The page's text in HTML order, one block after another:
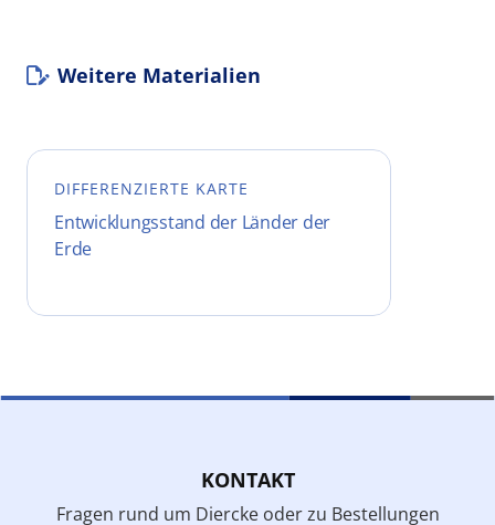
Weitere Materialien
DIFFERENZIERTE KARTE
Entwicklungsstand der Länder der
Erde
KONTAKT
Fragen rund um Diercke oder zu Bestellungen